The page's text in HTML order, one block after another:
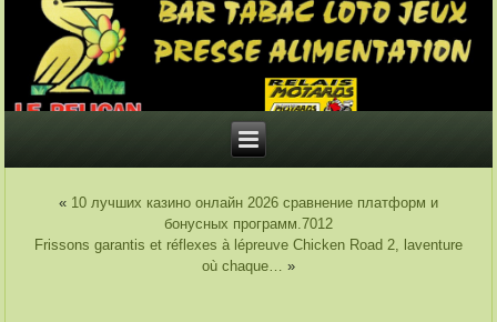
« 10 лучших казино онлайн 2026 сравнение платформ и
бонусных программ.7012
Frissons garantis et réflexes à lépreuve Chicken Road 2, laventure
où chaque… »